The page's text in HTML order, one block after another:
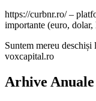
https://curbnr.ro/ –
importante (euro,
Suntem mereu
voxcapital.ro
Arhive Anuale